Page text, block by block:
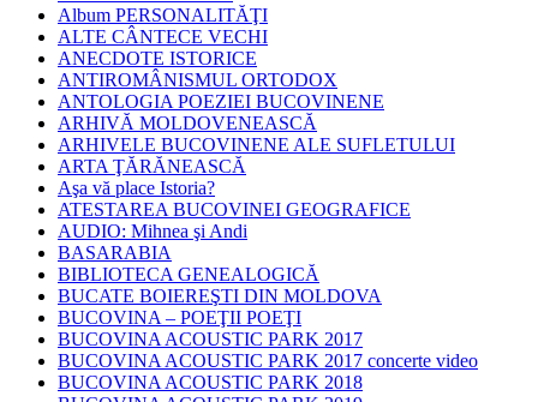
Album PERSONALITĂŢI
ALTE CÂNTECE VECHI
ANECDOTE ISTORICE
ANTIROMÂNISMUL ORTODOX
ANTOLOGIA POEZIEI BUCOVINENE
ARHIVĂ MOLDOVENEASCĂ
ARHIVELE BUCOVINENE ALE SUFLETULUI
ARTA ŢĂRĂNEASCĂ
Aşa vă place Istoria?
ATESTAREA BUCOVINEI GEOGRAFICE
AUDIO: Mihnea şi Andi
BASARABIA
BIBLIOTECA GENEALOGICĂ
BUCATE BOIEREŞTI DIN MOLDOVA
BUCOVINA – POEŢII POEŢI
BUCOVINA ACOUSTIC PARK 2017
BUCOVINA ACOUSTIC PARK 2017 concerte video
BUCOVINA ACOUSTIC PARK 2018